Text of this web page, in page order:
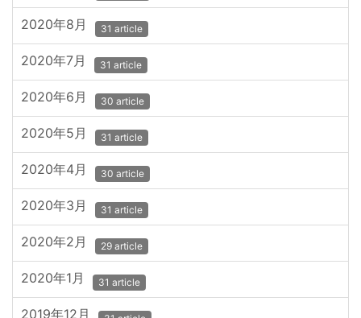
2020年8月 31 article
2020年7月 31 article
2020年6月 30 article
2020年5月 31 article
2020年4月 30 article
2020年3月 31 article
2020年2月 29 article
2020年1月 31 article
2019年12月